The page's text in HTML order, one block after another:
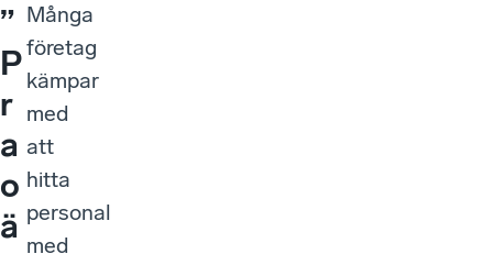
”
P
r
a
o
ä
Många
företag
kämpar
med
att
hitta
personal
med